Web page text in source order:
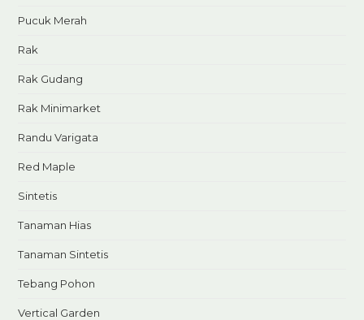
Pucuk Merah
Rak
Rak Gudang
Rak Minimarket
Randu Varigata
Red Maple
Sintetis
Tanaman Hias
Tanaman Sintetis
Tebang Pohon
Vertical Garden